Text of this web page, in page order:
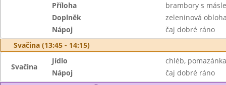
Příloha
brambory s
Doplněk
zeleninová
Nápoj
čaj dobré ráno
Svačina (13:45 - 14:15)
Svačina
Jídlo
chléb,
Nápoj
čaj dobré ráno